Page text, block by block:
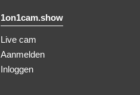
1on1cam.show
Live cam
Aanmelden
Inloggen